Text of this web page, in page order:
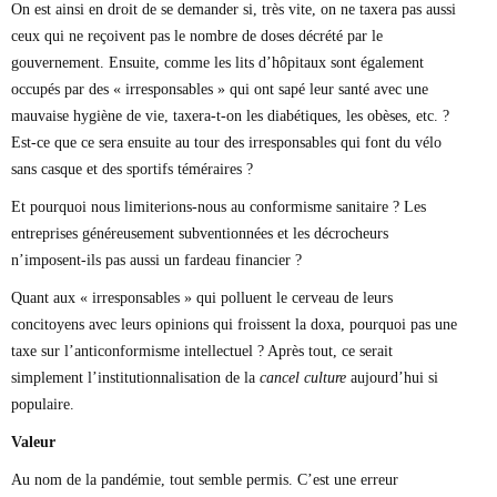
On est ainsi en droit de se demander si, très vite, on ne taxera pas aussi
ceux qui ne reçoivent pas le nombre de doses décrété par le
gouvernement. Ensuite, comme les lits d’hôpitaux sont également
occupés par des « irresponsables » qui ont sapé leur santé avec une
mauvaise hygiène de vie, taxera-t-on les diabétiques, les obèses, etc. ?
Est-ce que ce sera ensuite au tour des irresponsables qui font du vélo
sans casque et des sportifs téméraires ?
Et pourquoi nous limiterions-nous au conformisme sanitaire ? Les
entreprises généreusement subventionnées et les décrocheurs
n’imposent-ils pas aussi un fardeau financier ?
Quant aux « irresponsables » qui polluent le cerveau de leurs
concitoyens avec leurs opinions qui froissent la doxa, pourquoi pas une
taxe sur l’anticonformisme intellectuel ? Après tout, ce serait
simplement l’institutionnalisation de la cancel culture aujourd’hui si
populaire.
Valeur
Au nom de la pandémie, tout semble permis. C’est une erreur